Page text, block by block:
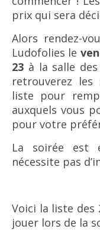
prix qui sera
Alors rendez-
Ludofolies le
23 à la salle
retrouverez les
liste pour
auxquels vous
pour votre
La soirée est
nécessite pas
Voici la liste des
jouer lors de la